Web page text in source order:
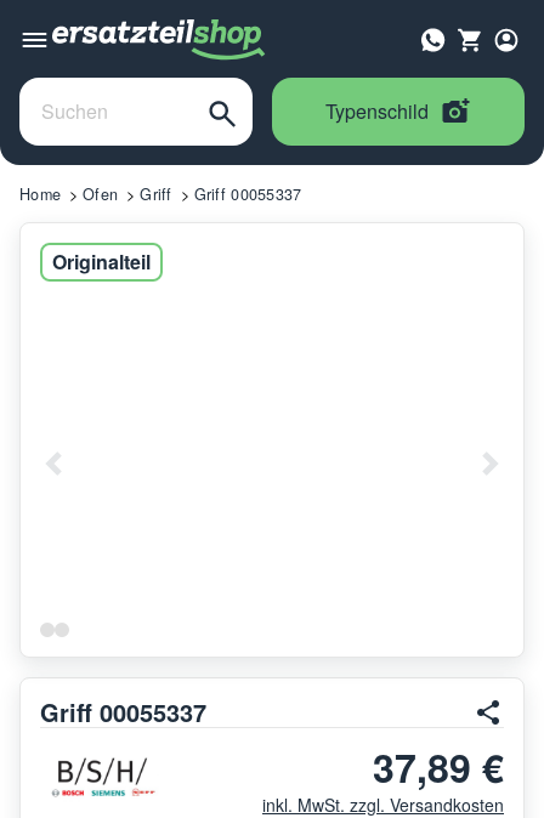
Typenschild
Home Ofen Griff Griff 00055337
Originalteil
Griff 00055337
37,89 €
inkl. MwSt. zzgl. Versandkosten